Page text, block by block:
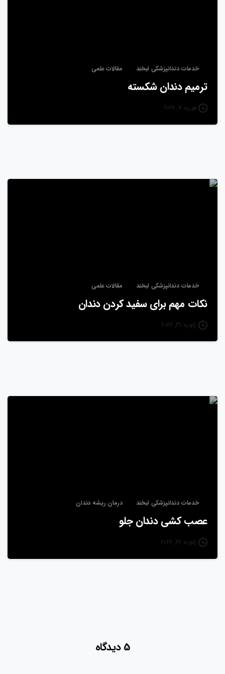
خدمات دندانپزشکی لبخند مقالات علمی
ترمیم دندان شکسته
فوریه 7, 2026
خدمات دندانپزشکی لبخند مقالات علمی
نکات مهم برای سفید کردن دندان
ژانویه 31, 2026
خدمات دندانپزشکی لبخند درمان ریشه دندان
عصب کشی دندان جلو
ژانویه 26, 2026
5 دیدگاه